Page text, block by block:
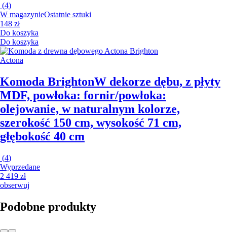
(4)
W magazynieOstatnie sztuki
148 zł
Do koszyka
Do koszyka
Actona
Komoda BrightonW dekorze dębu, z płyty
MDF, powłoka: fornir/powłoka:
olejowanie, w naturalnym kolorze,
szerokość 150 cm, wysokość 71 cm,
głębokość 40 cm
(4)
Wyprzedane
2 419 zł
obserwuj
Podobne produkty